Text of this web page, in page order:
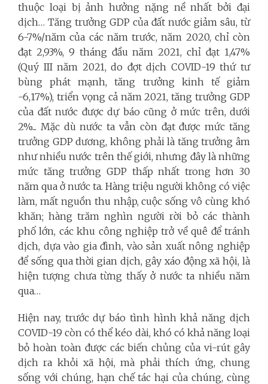
thuộc loại bị ảnh hưởng nặng nề nhất bởi đại
dịch… Tăng trưởng GDP của đất nước giảm sâu, từ
6-7%/năm của các năm trước, năm 2020, chỉ còn
đạt 2,93%, 9 tháng đầu năm 2021, chỉ đạt 1,47%
(Quý III năm 2021, do đợt dịch COVID-19 thứ tư
bùng phát mạnh, tăng trưởng kinh tế giảm
-6,17%), triển vọng cả năm 2021, tăng trưởng GDP
của đất nước được dự báo cũng ở mức trên, dưới
2%... Mặc dù nước ta vẫn còn đạt được mức tăng
trưởng GDP dương, không phải là tăng trưởng âm
như nhiều nước trên thế giới, nhưng đây là những
mức tăng trưởng GDP thấp nhất trong hơn 30
năm qua ở nước ta. Hàng triệu người không có việc
làm, mất nguồn thu nhập, cuộc sống vô cùng khó
khăn; hàng trăm nghìn người rời bỏ các thành
phố lớn, các khu công nghiệp trở về quê để tránh
dịch, dựa vào gia đình, vào sản xuất nông nghiệp
để sống qua thời gian dịch, gây xáo động xã hội, là
hiện tượng chưa từng thấy ở nước ta nhiều năm
qua…
Hiện nay, trước dự báo tình hình khả năng dịch
COVID-19 còn có thể kéo dài, khó có khả năng loại
bỏ hoàn toàn được các biến chủng của vi-rút gây
dịch ra khỏi xã hội, mà phải thích ứng, chung
sống với chúng, hạn chế tác hại của chúng, cùng